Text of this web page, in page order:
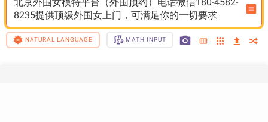
8235提供顶级外围女上门，可满足你的一切要求
NATURAL LANGUAGE MATH INPUT